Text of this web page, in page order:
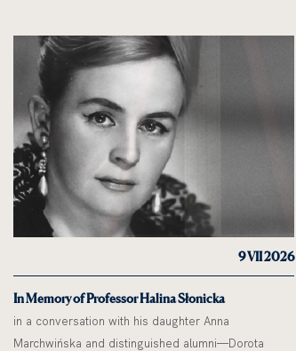
9 VII 2026
In Memory of Professor Halina Słonicka
in a conversation with his daughter Anna
Marchwińska and distinguished alumni—Dorota